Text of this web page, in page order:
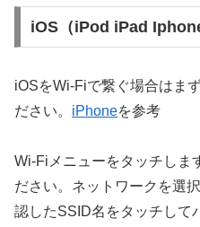
iOS（iPod iPad Iphone
iOSをWi-Fiで繋ぐ場合はま
ださい。 iPhoneを参考
Wi-Fiメニューをタッチしま
ださい。ネットワークを選
認したSSID名をタッチして